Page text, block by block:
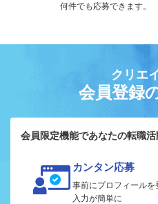
何件でも応募できます。
クリエ
会員登録
会員限定機能であなたの転職活
カンタン応募
事前にプロフィール
入力が簡単に